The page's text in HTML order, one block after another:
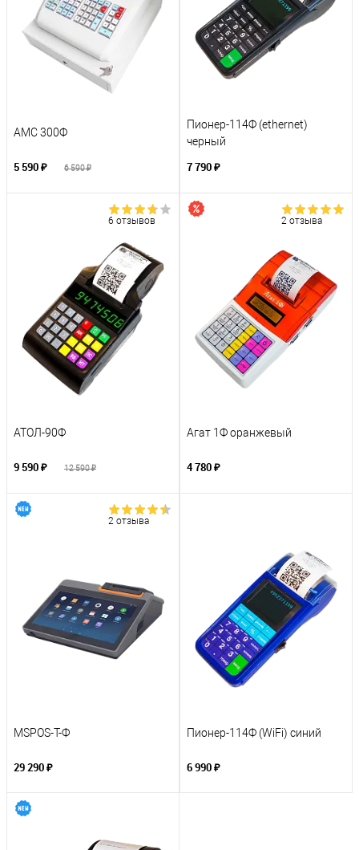
АМС 300Ф
5 590 ₽ 6 590 ₽
Пионер-114Ф (ethernet)
черный
7 790 ₽
6 отзывов
АТОЛ-90Ф
9 590 ₽ 12 590 ₽
2 отзыва
Агат 1Ф оранжевый
4 780 ₽
2 отзыва
MSPOS-T-Ф
29 290 ₽
Пионер-114Ф (WiFi) синий
6 990 ₽